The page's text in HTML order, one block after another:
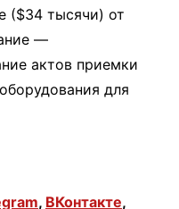
($34 тысячи) от
—
актов приемки
для
, ВКонтакте,